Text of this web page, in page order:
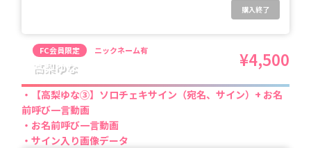
購入終了
FC会員限定 ニックネーム有
高梨ゆな ¥4,500
【高梨ゆな③】ソロチェキサイン（宛名、サイン）+ お名
前呼び一言動画
お名前呼び一言動画
サイン入り画像データ